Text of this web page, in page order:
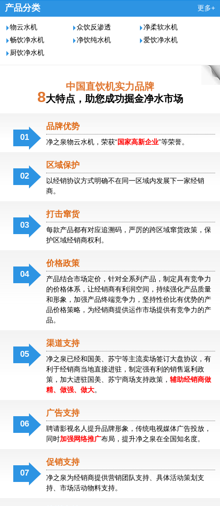
产品分类 更多+
物云水机 众饮反渗透
净柔软水机
畅饮净水机
净饮纯水机
爱饮净水机
厨饮净水机
中国直饮机实力品牌
8大特点，助您成功掘金净水市场
01
品牌优势
净之泉物云水机，荣获“国家高新企业”等荣誉。
机
02
区域保护
以经销协议方式明确不在同一区域内发展下一家经销
商。
泉
物
云
水
03
打击窜货
每款产品都有对应追溯码，严厉的跨区域窜货政策，保
护区域经销商权利。
物
云
水
机
04
价格政策
物
云
水
机
产品结合市场定价，针对全系列产品，制定具有竞争力
的价格体系，让经销商有利润空间，持续强化产品质量
和形象，加强产品终端竞争力，坚持性价比有优势的产
品价格策略，为经销商提供运作市场提供有竞争力的产
品。
05
渠道支持
净之泉已经和国美、苏宁等主流卖场签订大盘协议，有
利于经销商当地直接进驻，制定强有利的销售返利政
策，加大进驻国美、苏宁商场支持政策， 辅助经销商做
精、做强、做大。
物
云
水
06
广告支持
聘请影视名人提升品牌形象，传统电视媒体广告投放，
同时加强网络推广布局，提升净之泉在全国知名度。
07
促销支持
净之泉为经销商提供营销团队支持、具体活动策划支
持、市场活动物料支持。